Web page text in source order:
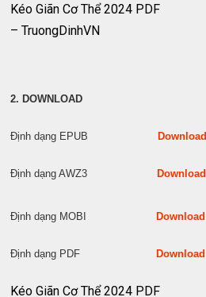
Kéo Giãn Cơ Thể 2024 PDF
– TruongDinhVN
2. DOWNLOAD
Định dạng EPUB Download
Định dạng AWZ3 Download
Định dạng MOBI Download
Định dạng PDF Download
Kéo Giãn Cơ Thể 2024 PDF